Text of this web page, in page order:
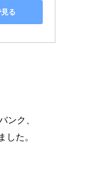
る
ンク、
した。